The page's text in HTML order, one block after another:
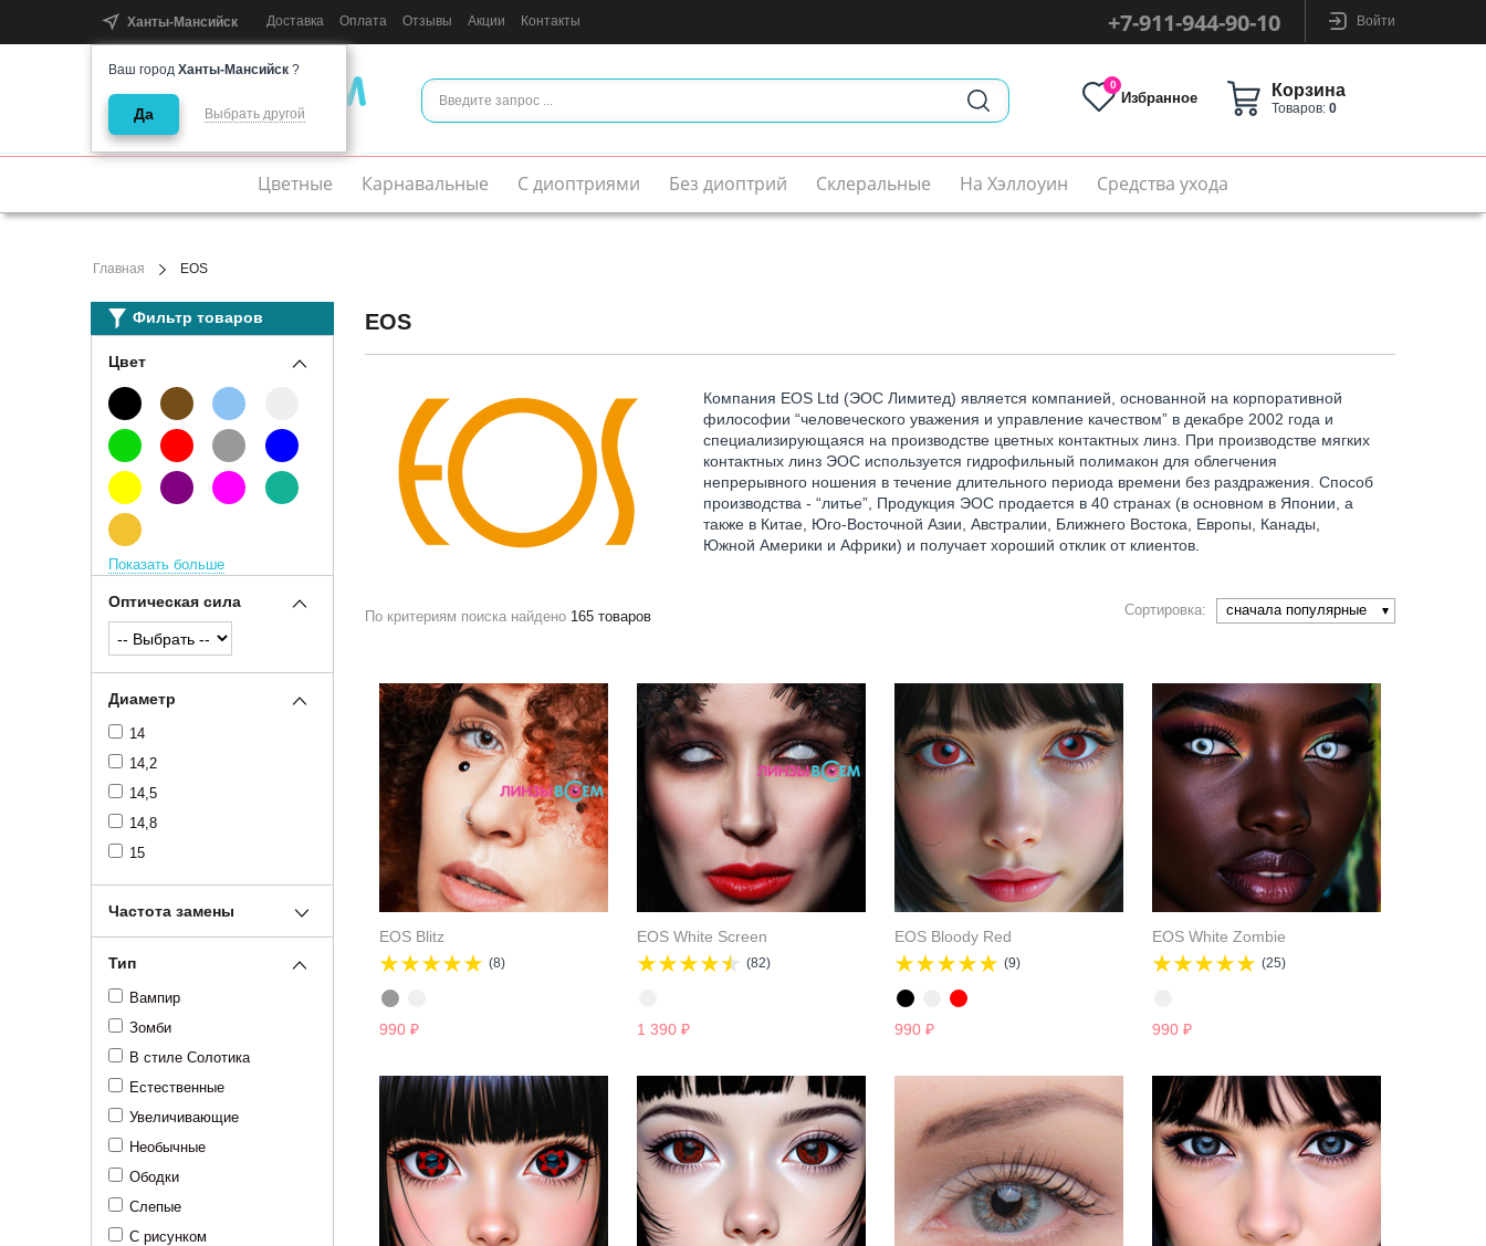
Ханты-Мансийск
Ваш город Ханты-Мансийск ?
Да Выбрать другой
Доставка Оплата Отзывы Акции Контакты Войти
+7-911-944-90-10
Интернет-магазин цветных линз
0
Избранное Корзина
Товаров:0
Цветные Карнавальные С диоптриями Без диоптрий Склеральные На Хэллоуин Средства ухода
Главная EOS
Фильтр товаров
Цвет
Показать больше
Оптическая сила
Диаметр
14
14,2
14,5
14,8
15
Частота замены
Тип
Вампир
Зомби
В стиле Солотика
Естественные
Увеличивающие
Необычные
Ободки
Слепые
С рисунком
EOS
Компания EOS Ltd (ЭОС Лимитед) является компанией, основанной на корпоративной
философии “человеческого уважения и управление качеством” в декабре 2002 года и
специализирующаяся на производстве цветных контактных линз. При производстве мягких
контактных линз ЭОС используется гидрофильный полимакон для облегчения
непрерывного ношения в течение длительного периода времени без раздражения. Способ
производства - “литье”, Продукция ЭОС продается в 40 странах (в основном в Японии, а
также в Китае, Юго-Восточной Азии, Австралии, Ближнего Востока, Европы, Канады,
Южной Америки и Африки) и получает хороший отклик от клиентов.
По критериям поиска найдено 165 товаров Сортировка: сначала популярные
EOS Blitz
(8)
990 ₽
EOS White Screen
(82)
1 390 ₽
EOS Bloody Red
(9)
990 ₽
EOS White Zombie
(25)
990 ₽